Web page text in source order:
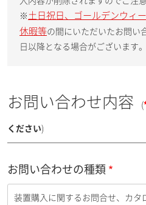
※ 土日祝日、ゴールデンウィ
休暇等の間にいただいたお問い
日以降となる場合がございます
お問い合わせ内容 (
ください)
お問い合わせの種類